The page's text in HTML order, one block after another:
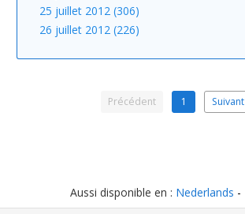
25 juillet 2012 (306)
26 juillet 2012 (226)
Précédent 1 Suivant
Aussi disponible en : Nederlands